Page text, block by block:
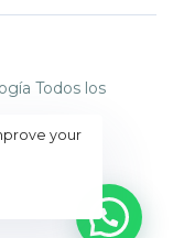
Todos los
your